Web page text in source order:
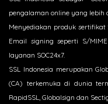
pengalaman online yang lebih
Menyediakan produk sertifikat
Email signing seperti S/
layanan SOC24x7.
SSL Indonesia merupakan
(CA) terkemuka di dunia
RapidSSL, Globalsign dan